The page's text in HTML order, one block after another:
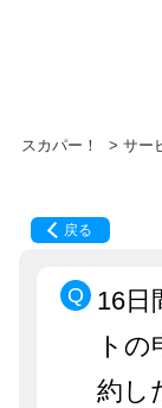
スカパー！ > サー
戻る
16日
ト
約し